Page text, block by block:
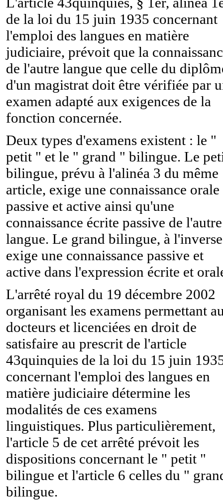
de la loi du 15 juin 1935 concernant
l'emploi des langues en matière
judiciaire, prévoit que la
de l'autre langue que celle du
d'un magistrat doit être vérifiée par
examen adapté aux exigences de la
fonction concernée.
Deux types d'examens existent : le "
petit " et le " grand " bilingue. Le
bilingue, prévu à l'alinéa 3 du même
article, exige une connaissance orale
passive et active ainsi qu'une
connaissance écrite passive de l'autre
langue. Le grand bilingue, à
exige une connaissance passive et
active dans l'expression écrite et
L'arrêté royal du 19 décembre 2002
organisant les examens permettant
docteurs et licenciées en droit de
satisfaire au prescrit de l'article
43quinquies de la loi du 15 juin
concernant l'emploi des langues en
matière judiciaire détermine les
modalités de ces examens
linguistiques. Plus particulièrement,
l'article 5 de cet arrêté prévoit les
dispositions concernant le " petit "
bilingue et l'article 6 celles du "
bilingue.